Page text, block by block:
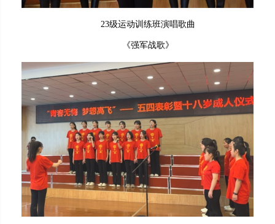
23级运动训练班演唱歌曲
《强军战歌》